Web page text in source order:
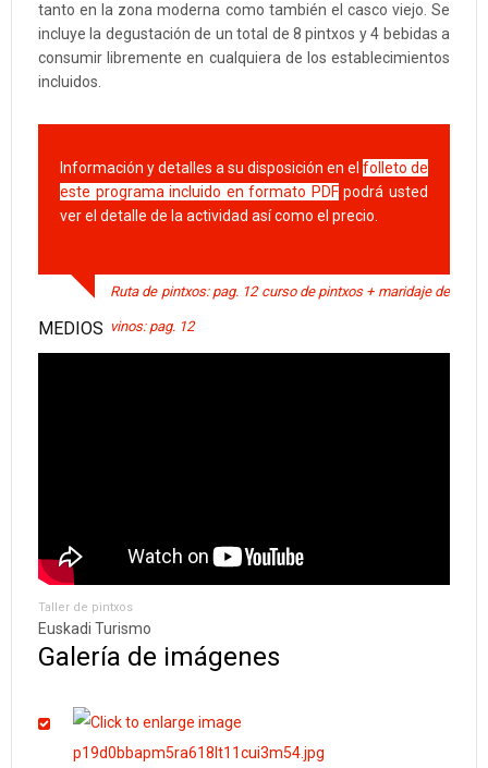
tanto en la zona moderna como también el casco viejo. Se
incluye la degustación de un total de 8 pintxos y 4 bebidas a
consumir libremente en cualquiera de los establecimientos
incluidos.
Información y detalles a su disposición en el folleto de
este programa incluido en formato PDFpodrá usted
ver el detalle de la actividad así como el precio.
Ruta de pintxos: pag. 12 curso de pintxos + maridaje de
vinos: pag. 12
MEDIOS
Taller de pintxos
Euskadi Turismo
Galería de imágenes